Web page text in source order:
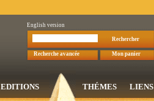
English version
Rechercher
Recherche avancée Mon panier
EDITIONS THÉMES LIENS